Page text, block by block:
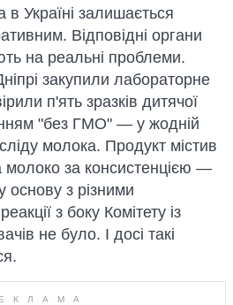
Україні залишається
Відповідні органи
на реальні проблеми.
закупили лабораторне
п'ять зразків дитячої
"без ГМО" — у жодній
молока. Продукт містив
за консистенцією —
основу з різними
з боку Комітету із
не було. І досі такі